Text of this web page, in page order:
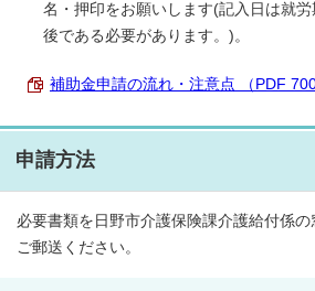
名・押印をお願いします(記入日は就
後である必要があります。)。
補助金申請の流れ・注意点 （PDF
申請方法
必要書類を日野市介護保険課介護給付係
ご郵送ください。